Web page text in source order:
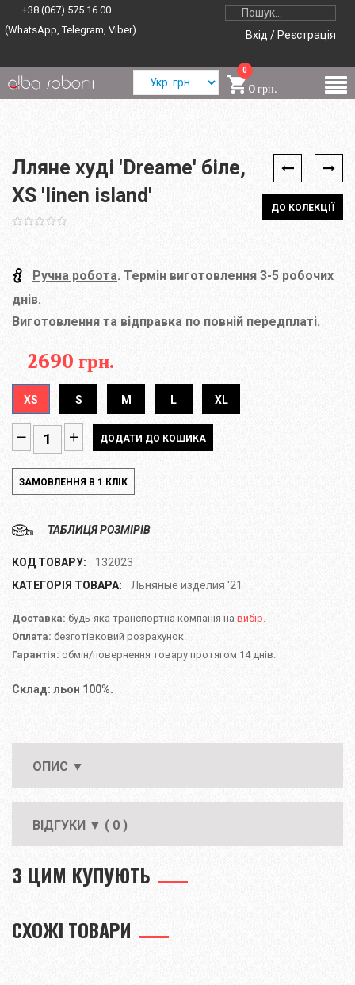
+38 (067) 575 16 00
(WhatsApp, Telegram, Viber)
Вхід / Реєстрація
0
0 грн.
ДО КОЛЕКЦІЇ
Лляне худі 'Dreame' біле,
XS 'linen island'
Ручна робота. Термін виготовлення 3-5 робочих
днів.
Виготовлення та відправка по повній передплаті.
2690 грн.
XS S M L XL
ТАБЛИЦЯ РОЗМІРІВ
КОД ТОВАРУ:
132023
КАТЕГОРІЯ ТОВАРА:
Льняные изделия '21
Доставка: будь-яка транспортна компанія на вибір.
Оплата: безготівковий розрахунок.
Гарантія: обмін/повернення товару протягом 14 днів.
Склад: льон 100%.
ОПИС ▼
ВІДГУКИ ▼ ( 0 )
З ЦИМ КУПУЮТЬ
СХОЖІ ТОВАРИ